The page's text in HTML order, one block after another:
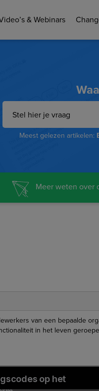
& Webinars
Meest gelezen artikelen:
Meer weten over
van een bepaalde
in het leven